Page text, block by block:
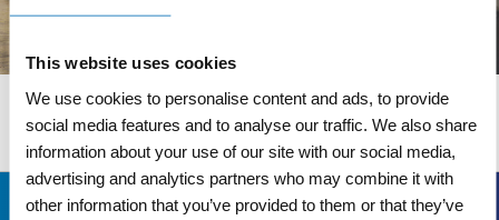
This website uses cookies
We use cookies to personalise content and ads, to provide
social media features and to analyse our traffic. We also share
information about your use of our site with our social media,
advertising and analytics partners who may combine it with
other information that you’ve provided to them or that they’ve
Wij adviseren u graag
Bezoekadres